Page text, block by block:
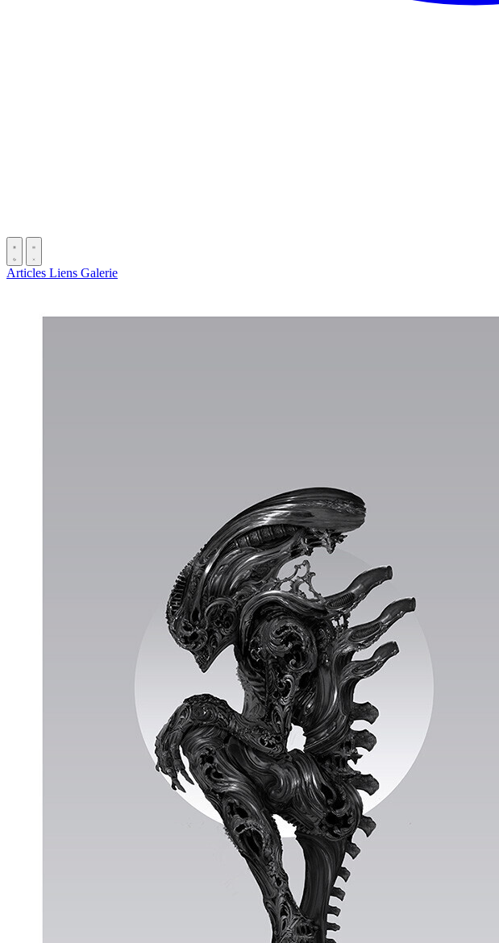
Articles Liens Galerie